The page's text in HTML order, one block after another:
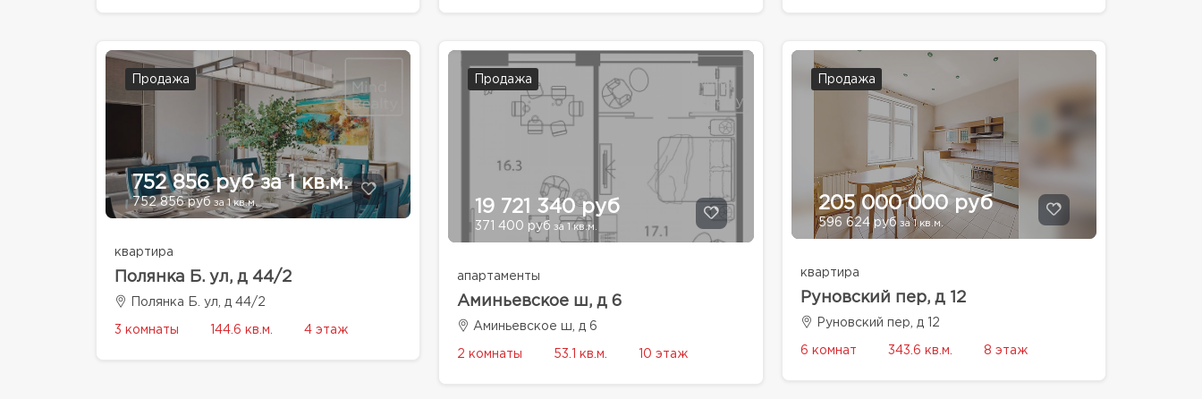
Продажа
752 856 руб за 1 кв.м.
752 856 руб за 1 кв.м.
квартира
Полянка Б. ул, д 44/2
Полянка Б. ул, д 44/2
3 комнаты 144.6 кв.м. 4 этаж
Продажа
19 721 340 руб
371 400 руб за 1 кв.м.
апартаменты
Аминьевское ш, д 6
Аминьевское ш, д 6
2 комнаты 53.1 кв.м. 10 этаж
Продажа
205 000 000 руб
596 624 руб за 1 кв.м.
квартира
Руновский пер, д 12
Руновский пер, д 12
6 комнат 343.6 кв.м. 8 этаж